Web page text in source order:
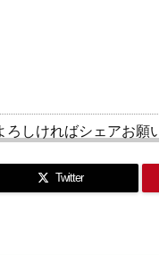
ろしければシェアお願
Twitter